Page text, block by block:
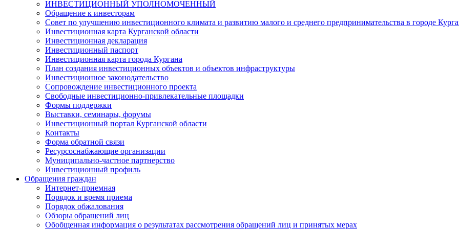
ИНВЕСТИЦИОННЫЙ УПОЛНОМОЧЕННЫЙ
Обращение к инвесторам
Совет по улучшению инвестиционного климата и развитию малого и среднего предпринимательства в городе
Инвестиционная карта Курганской области
Инвестиционная декларация
Инвестиционный паспорт
Инвестиционная карта города Кургана
План создания инвестиционных объектов и объектов инфраструктуры
Инвестиционное законодательство
Сопровождение инвестиционного проекта
Свободные инвестиционно-привлекательные площадки
Формы поддержки
Выставки, семинары, форумы
Инвестиционный портал Курганской области
Контакты
Форма обратной связи
Ресурсоснабжающие организации
Муниципально-частное партнерство
Инвестиционный профиль
Обращения граждан
Интернет-приемная
Порядок и время приема
Порядок обжалования
Обзоры обращений лиц
Обобщенная информация о результатах рассмотрения обращений лиц и принятых мерах